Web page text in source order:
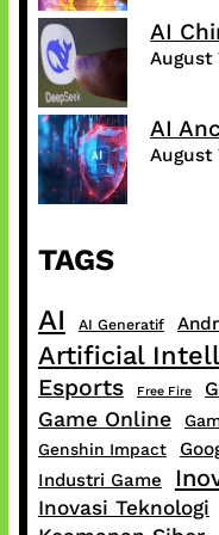
AI
August
AI
August
TAGS
AI AI Generatif
Artificial
Esports Free Fire
Game Online
Genshin Impact
Industri Game
Inovasi Teknologi